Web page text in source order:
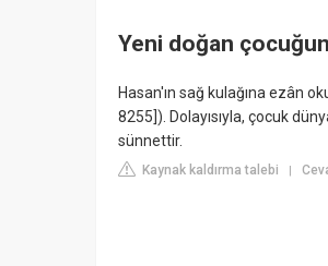
Yeni doğan
Hasan'ın sağ kulağına ezân
8255]). Dolayısıyla, çocuk
sünnettir.
Kaynak kaldırma talebi